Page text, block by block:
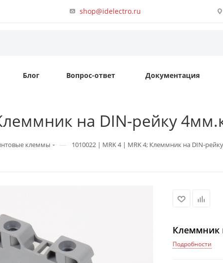
shop@idelectro.ru
Блог Вопрос-ответ Документация
на DIN-рейку
клеммы — 1010022 | MRK 4 | MRK 4; Клеммник на DIN-
Клеммник
Подробности